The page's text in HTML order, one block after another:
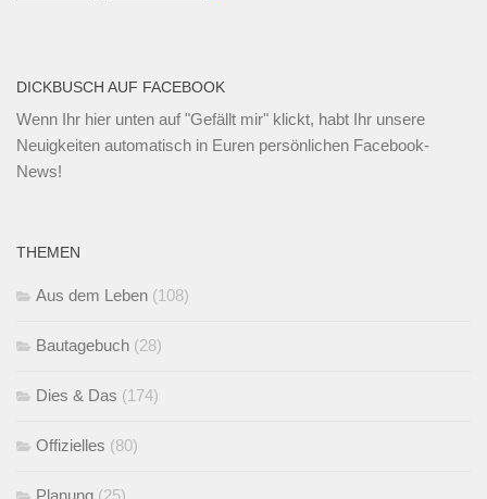
DICKBUSCH AUF FACEBOOK
Wenn Ihr hier unten auf "Gefällt mir" klickt, habt Ihr unsere
Neuigkeiten automatisch in Euren persönlichen Facebook-
News!
THEMEN
Aus dem Leben (108)
Bautagebuch (28)
Dies & Das (174)
Offizielles (80)
Planung (25)